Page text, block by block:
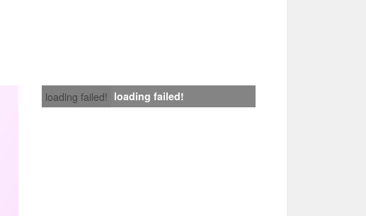
loading failed! loading failed!